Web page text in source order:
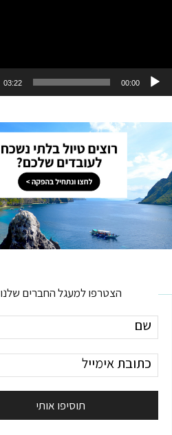
00:00
03:22
הצטרפו למעגל החברים שלנו